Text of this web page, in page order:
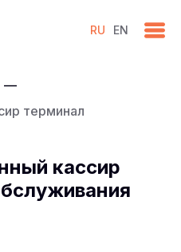
RU EN
—
терминал
кассир